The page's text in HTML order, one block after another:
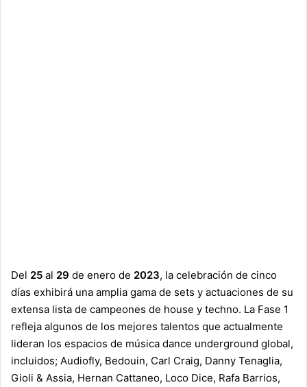
Del 25 al 29 de enero de 2023, la celebración de cinco
días exhibirá una amplia gama de sets y actuaciones de su
extensa lista de campeones de house y techno. La Fase 1
refleja algunos de los mejores talentos que actualmente
lideran los espacios de música dance underground global,
incluidos; Audiofly, Bedouin, Carl Craig, Danny Tenaglia,
Gioli & Assia, Hernan Cattaneo, Loco Dice, Rafa Barrios,